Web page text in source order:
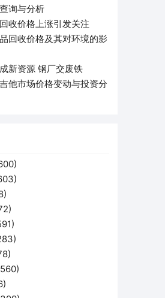
询与分析
收价格上涨引发关注
回收价格及其对环境的影
新资源 钢厂交废铁
他市场价格变动与投资分